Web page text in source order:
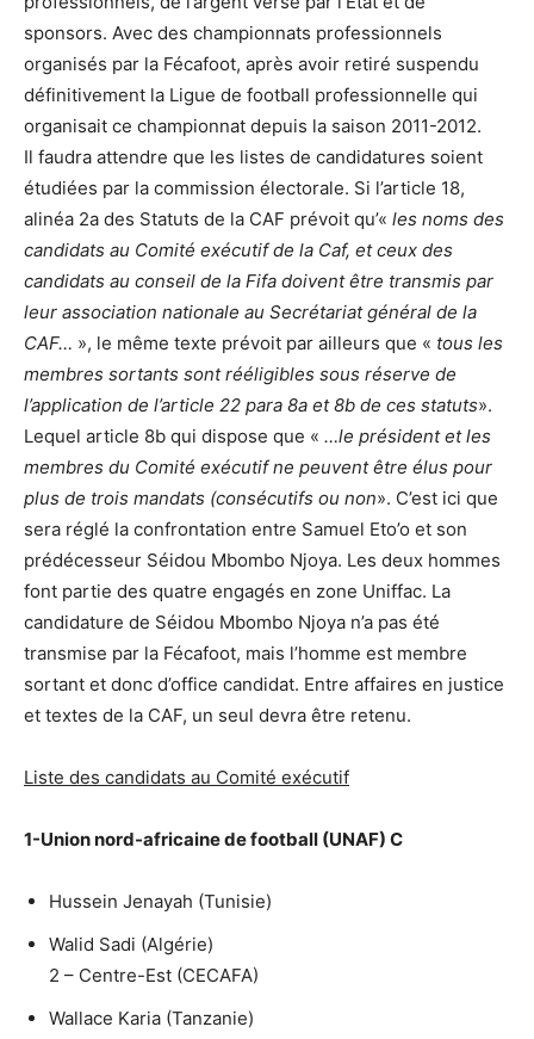
sponsors. Avec des championnats professionnels
organisés par la Fécafoot, après avoir retiré suspendu
définitivement la Ligue de football professionnelle qui
organisait ce championnat depuis la saison 2011-2012.
Il faudra attendre que les listes de candidatures soient
étudiées par la commission électorale. Si l’article 18,
alinéa 2a des Statuts de la CAF prévoit qu’« les noms des
candidats au Comité exécutif de la Caf, et ceux des
candidats au conseil de la Fifa doivent être transmis par
leur association nationale au Secrétariat général de la
CAF… », le même texte prévoit par ailleurs que « tous les
membres sortants sont rééligibles sous réserve de
l’application de l’article 22 para 8a et 8b de ces statuts».
Lequel article 8b qui dispose que « …le président et les
membres du Comité exécutif ne peuvent être élus pour
plus de trois mandats (consécutifs ou non». C’est ici que
sera réglé la confrontation entre Samuel Eto’o et son
prédécesseur Séidou Mbombo Njoya. Les deux hommes
font partie des quatre engagés en zone Uniffac. La
candidature de Séidou Mbombo Njoya n’a pas été
transmise par la Fécafoot, mais l’homme est membre
sortant et donc d’office candidat. Entre affaires en justice
et textes de la CAF, un seul devra être retenu.
Liste des candidats au Comité exécutif
1-Union nord-africaine de football (UNAF) C
Hussein Jenayah (Tunisie)
Walid Sadi (Algérie)
2 – Centre-Est (CECAFA)
Wallace Karia (Tanzanie)